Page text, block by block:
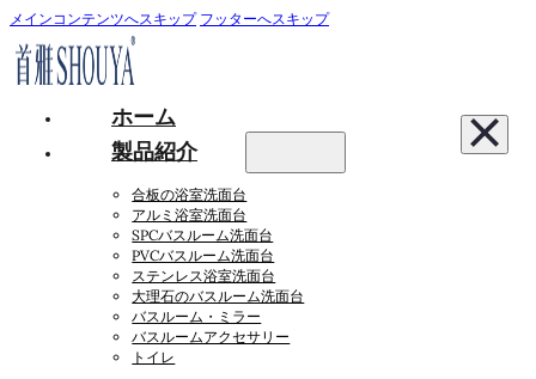
メインコンテンツへスキップ フッターへスキップ
ホーム
製品紹介
合板の浴室洗面台
アルミ浴室洗面台
SPCバスルーム洗面台
PVCバスルーム洗面台
ステンレス浴室洗面台
大理石のバスルーム洗面台
バスルーム・ミラー
バスルームアクセサリー
トイレ